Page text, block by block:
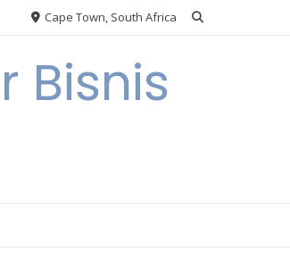
Cape Town, South Africa
Bisnis